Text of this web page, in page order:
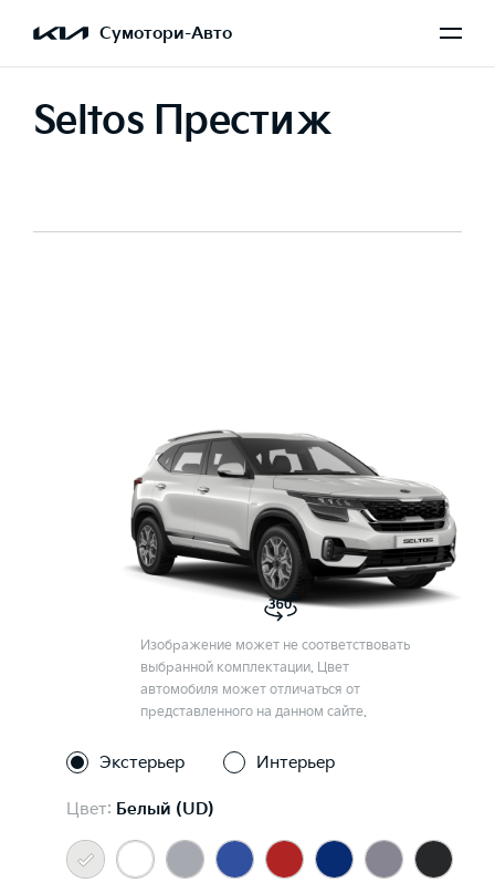
Сумотори-Авто
Seltos Престиж
Изображение может не соответствовать
выбранной комплектации. Цвет
автомобиля может отличаться от
представленного на данном сайте.
Экстерьер Интерьер
Цвет: Белый (UD)